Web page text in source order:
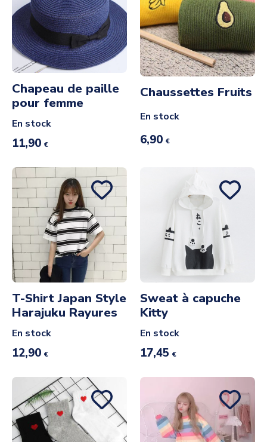
Chapeau de paille
pour femme
En stock
11,90 €
Chaussettes Fruits
En stock
6,90 €
T-Shirt Japan Style
Harajuku Rayures
En stock
12,90 €
Sweat à capuche
Kitty
En stock
17,45 €